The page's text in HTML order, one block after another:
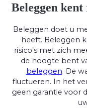
Beleggen
Beleggen doet u
heeft. Beleggen
risico's met zich
de hoogte bent
beleggen. De
fluctueren. In het
geen garantie voor